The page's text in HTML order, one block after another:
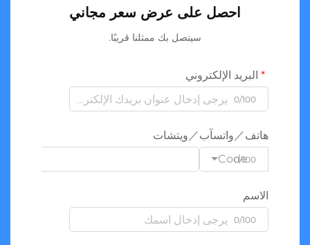
احصل على عرض سعر مجاني
سيتصل بك ممثلنا قريبًا.
البريد الإلكتروني
0/100
هاتف／واتسآب／ويتشات
Code
0/100
الاسم
0/100